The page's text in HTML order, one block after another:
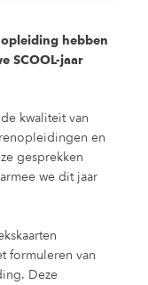
hebben
SCOOL-jaar
kwaliteit van
en
gesprekken
we dit jaar
formuleren van
Deze